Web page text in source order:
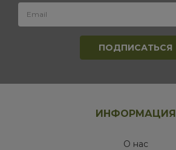
ИНФОРМАЦИЯ
О нас